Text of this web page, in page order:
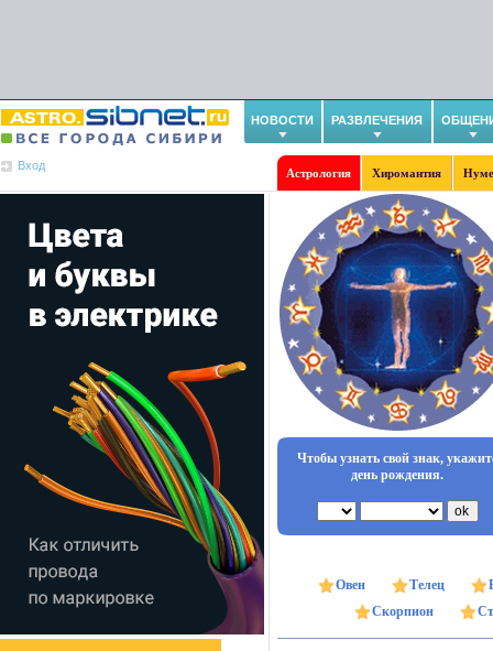
НОВОСТИ РАЗВЛЕЧЕНИЯ
Вход
Астрология Хиромантия
Чтобы узнать свой знак,
день рождения.
Овен Телец
Скорпион